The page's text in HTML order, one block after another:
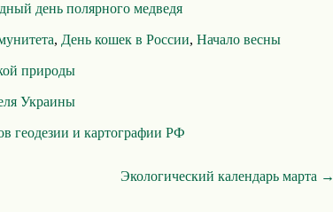
день полярного медведя
, День кошек в России, Начало весны
природы
Украины
геодезии и картографии РФ
Экологический календарь марта →